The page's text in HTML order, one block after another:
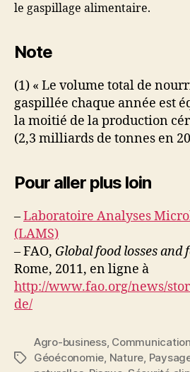
le gaspillage alimentaire.
Note
(1) « Le volume total de
gaspillée chaque année est
la moitié de la production
(2,3 milliards de tonnes en
Pour aller plus loin
–Laboratoire Analyses
(LAMS)
– FAO, Global food losses and
Rome, 2011, en ligne à
http://www.fao.org/news/
de/
Étiquettes
Agro-business, Communication
Géoéconomie Nature